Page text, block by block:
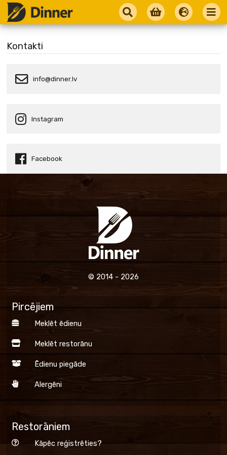
Kontakti
info@dinner.lv
Instagram
Facebook
© 2014 - 2026
Pircējiem
Meklēt ēdienu
Meklēt restorānu
Ēdienu piegāde
Alergēni
Restorāniem
Kāpēc reģistrēties?